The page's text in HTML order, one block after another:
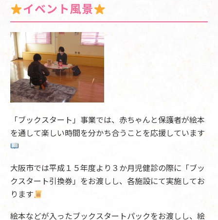
イベント風景
「ブックスタート」事業では、赤ちゃんと保護者が絵本
を通して楽しい時間を分かち合うことを応援しています
大阪市では平成１５年度より３か月児健診の際に「ブッ
クスタート引換券」をお渡しし、各施設にて実施してお
ります
絵本などが入ったブックスタートパックをお渡しし、絵